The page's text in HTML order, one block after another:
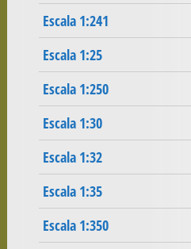
Escala 1:241
Escala 1:25
Escala 1:250
Escala 1:30
Escala 1:32
Escala 1:35
Escala 1:350